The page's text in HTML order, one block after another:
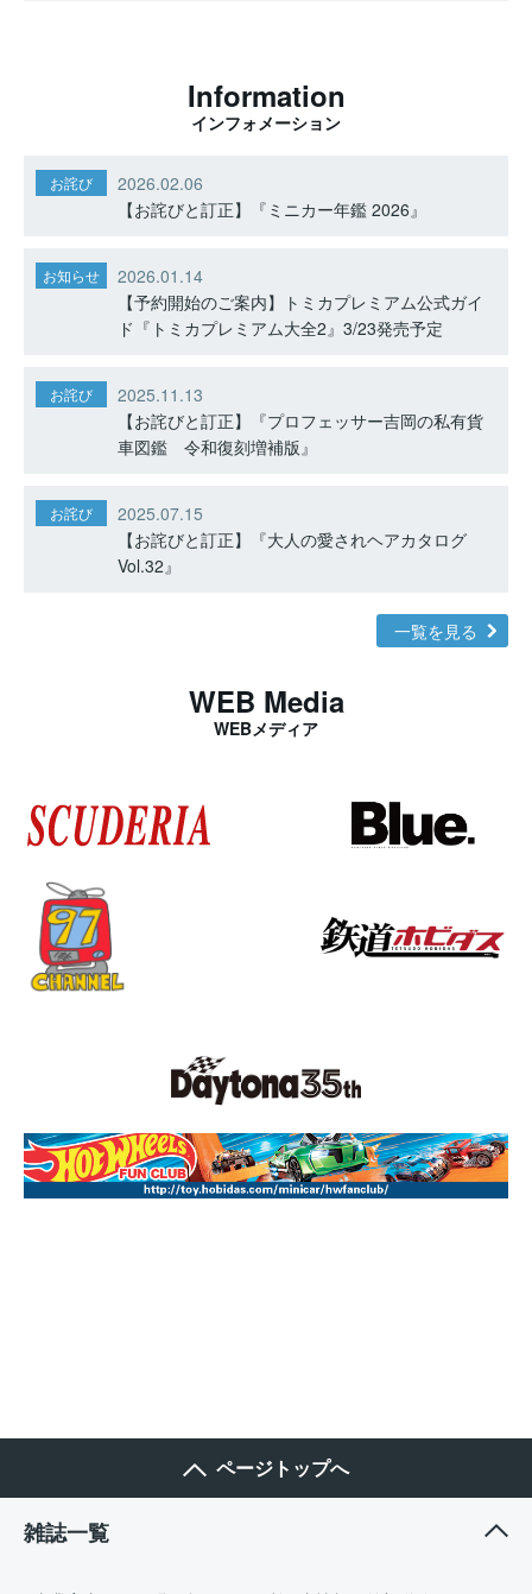
Information
インフォメーション
お詫び
2026.02.06
【お詫びと訂正】『ミニカー年鑑 2026』
お知らせ
2026.01.14
【予約開始のご案内】トミカプレミアム公式ガイ
ド『トミカプレミアム大全2』3/23発売予定
お詫び
2025.11.13
【お詫びと訂正】『プロフェッサー吉岡の私有貨
車図鑑 令和復刻増補版』
お詫び
2025.07.15
【お詫びと訂正】『大人の愛されヘアカタログ
Vol.32』
一覧を見る
WEB Media
WEBメディア
ページトップへ
雑誌一覧